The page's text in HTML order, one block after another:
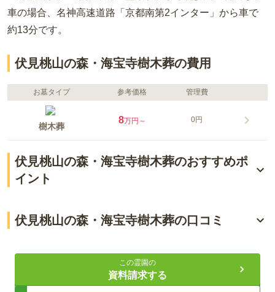
車の場合、名神高速道路「京都南第2インター」から車で
約13分です。
伏見桃山の森・海宝寺樹木葬の費用
お墓タイプ 参考価格 管理費
樹木葬
8万円～ 0円
伏見桃山の森・海宝寺樹木葬のおすすめポ
イント
永代供養付きの樹木葬
伏見桃山の森・海宝寺樹木葬の口コミ
50代・女性
この霊園の
資料請求する